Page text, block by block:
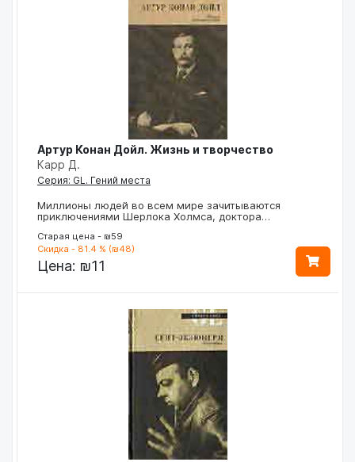
Артур Конан Дойл. Жизнь и творчество
Карр Д.
Серия: GL. Гений места
Миллионы людей во всем мире зачитываются
приключениями Шерлока Холмса, доктора…
Старая цена - ₪59
Скидка - 81.4 % (₪48)
Цена: ₪11